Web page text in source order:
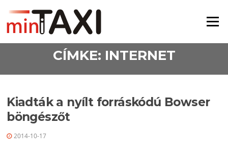
Menü
CÍMKE: INTERNET
Kiadták a nyílt forráskódú Bowser
böngészőt
2014-10-17